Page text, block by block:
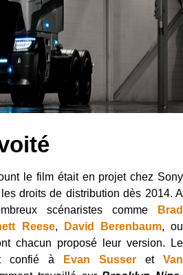
le film était en projet chez Sony
droits de distribution dès 2014. A
scénaristes comme
Brad
Reese, David Berenbaum, ou
chacun proposé leur version. Le
confié à
Evan Susser et Van